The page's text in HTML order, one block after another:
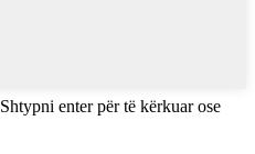
Shtypni enter për të kërkuar ose